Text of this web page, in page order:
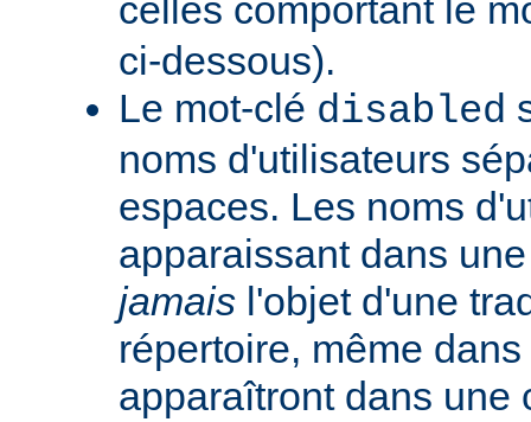
celles comportant le
ci-dessous).
Le mot-clé disabled
noms d'utilisateurs
espaces. Les noms
apparaissant dans
jamais l'objet d'une
répertoire, même
apparaîtront dans une